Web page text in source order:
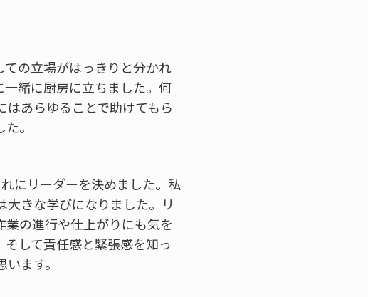
の立場がはっきりと分かれ
緒に厨房に立ちました。何
あらゆることで助けてもら
。
にリーダーを決めました。私
きな学びになりました。リ
の進行や仕上がりにも気を
して責任感と緊張感を知っ
ます。